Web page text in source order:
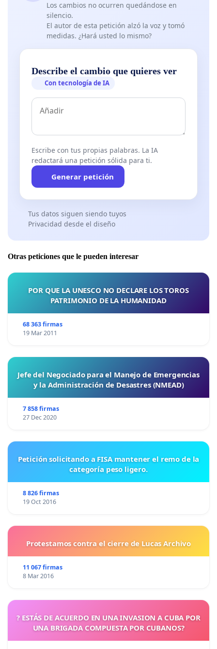
Los cambios no ocurren quedándose en
silencio.
El autor de esta petición alzó la voz y tomó
medidas. ¿Hará usted lo mismo?
Describe el cambio que quieres ver
Con tecnología de IA
Escribe con tus propias palabras. La IA
redactará una petición sólida para ti.
Generar petición
Tus datos siguen siendo tuyos
Privacidad desde el diseño
Otras peticiones que le pueden interesar
POR QUE LA UNESCO NO DECLARE LOS TOROS
PATRIMONIO DE LA HUMANIDAD
68 363 firmas
19 Mar 2011
Jefe del Negociado para el Manejo de Emergencias
y la Administración de Desastres (NMEAD)
7 858 firmas
27 Dec 2020
Petición solicitando a FISA mantener el remo de la
categoría peso ligero.
8 826 firmas
19 Oct 2016
Protestamos contra el cierre de Lucas Archivo
11 067 firmas
8 Mar 2016
? ESTÁS DE ACUERDO EN UNA INVASION A CUBA POR
UNA BRIGADA COMPUESTA POR CUBANOS?